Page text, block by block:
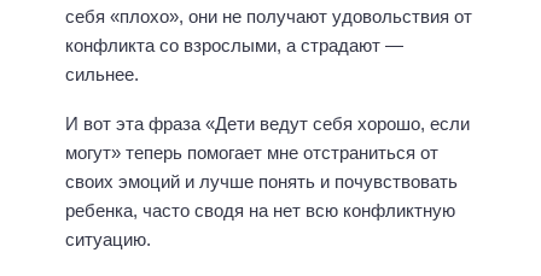
себя «плохо», они не получают удовольствия от
конфликта со взрослыми, а страдают —
сильнее.
И вот эта фраза «Дети ведут себя хорошо, если
могут» теперь помогает мне отстраниться от
своих эмоций и лучше понять и почувствовать
ребенка, часто сводя на нет всю конфликтную
ситуацию.